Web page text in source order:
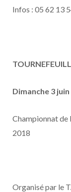
Infos : 05 62 13
Dimanche 3 juin
Championnat de
2018
Organisé par le